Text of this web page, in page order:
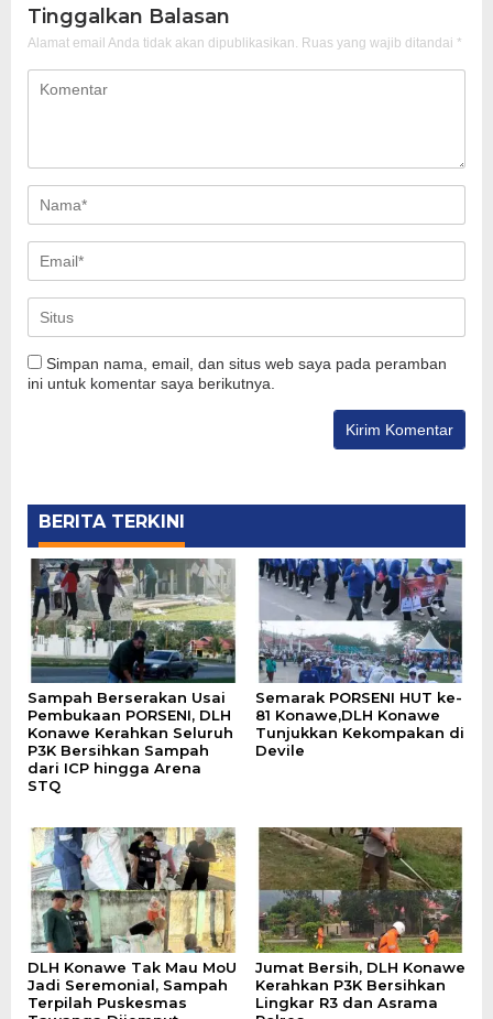
Tinggalkan Balasan
Alamat email Anda tidak akan dipublikasikan. Ruas yang wajib ditandai *
Simpan nama, email, dan situs web saya pada peramban
ini untuk komentar saya berikutnya.
BERITA TERKINI
Sampah Berserakan Usai
Pembukaan PORSENI, DLH
Konawe Kerahkan Seluruh
P3K Bersihkan Sampah
dari ICP hingga Arena
STQ
Semarak PORSENI HUT ke-
81 Konawe,DLH Konawe
Tunjukkan Kekompakan di
Devile
DLH Konawe Tak Mau MoU
Jadi Seremonial, Sampah
Terpilah Puskesmas
Jumat Bersih, DLH Konawe
Kerahkan P3K Bersihkan
Lingkar R3 dan Asrama